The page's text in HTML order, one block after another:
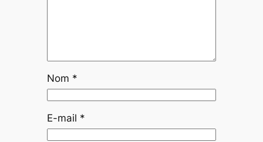
Nom *
E-mail *